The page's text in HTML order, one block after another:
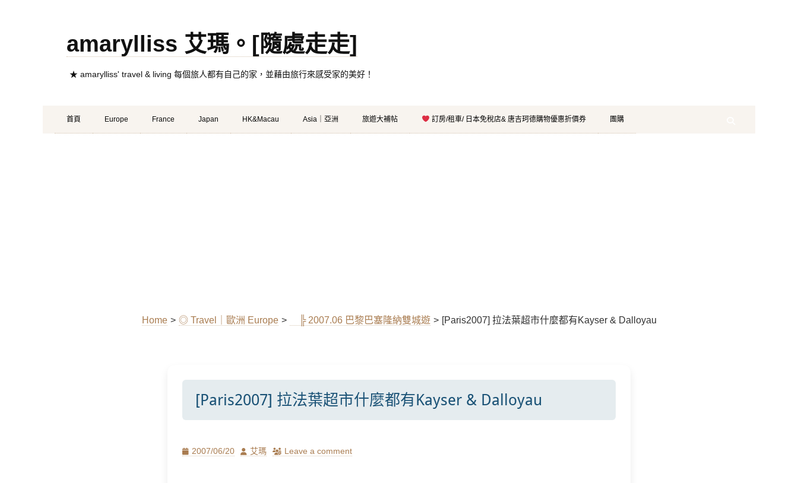
amarylliss 艾瑪。[隨處走走]
★ amarylliss' travel & living 每個旅人都有自己的家，並藉由旅行來感受家的美好！
Primary
Menu
Skip
to
首頁 Europe France Japan HK&Macau Asia｜亞洲 旅遊大補帖 訂房/租車/ 日本免稅店& 唐吉珂德購物優惠折價券 團購
Home > ◎ Travel｜歐洲 Europe > ╠ 2007.06 巴黎巴塞隆納雙城遊 > [Paris2007] 拉法葉超市什麼都有Kayser & Dalloyau
[Paris2007] 拉法葉超市什麼都有Kayser & Dalloyau
Posted
2007/06/20 Author
艾瑪 Leave a comment